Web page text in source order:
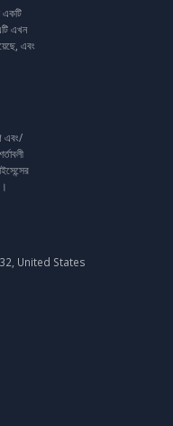
এখন
এবং
এবং/
United States